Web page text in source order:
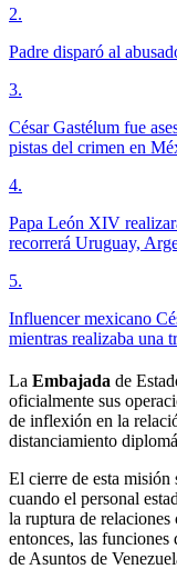
2.
Padre disparó al
3.
César Gastélum fue
pistas del crimen en
4.
Papa León XIV
recorrerá Uruguay,
5.
Influencer mexicano
mientras realizaba una
La Embajada de
oficialmente sus
de inflexión en la
distanciamiento
El cierre de esta misión
cuando el personal
la ruptura de
entonces, las
de Asuntos de